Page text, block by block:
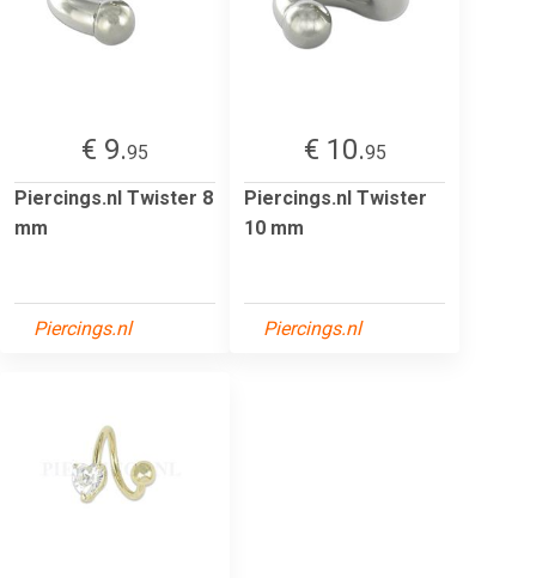
€ 9.95
Piercings.nl Twister 8
mm
Piercings.nl
€ 10.95
Piercings.nl Twister
10 mm
Piercings.nl